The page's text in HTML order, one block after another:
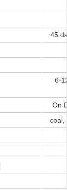
45
6-
On
coal,